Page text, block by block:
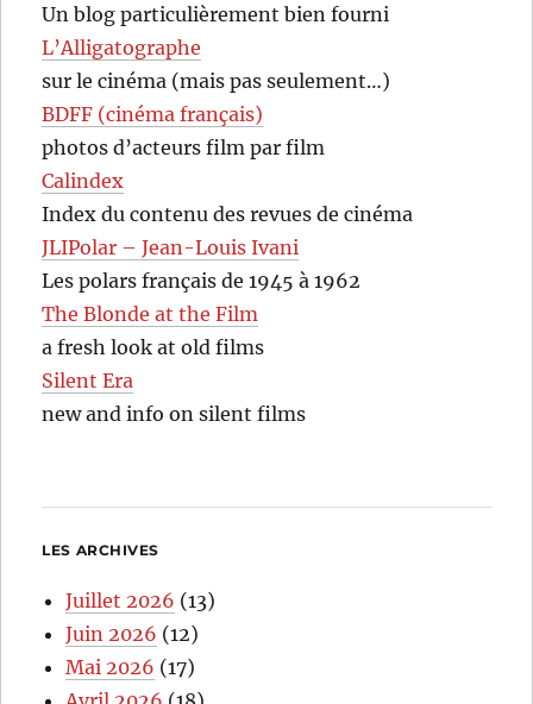
Un blog particulièrement bien fourni
L’Alligatographe
sur le cinéma (mais pas seulement…)
BDFF (cinéma français)
photos d’acteurs film par film
Calindex
Index du contenu des revues de cinéma
JLIPolar – Jean-Louis Ivani
Les polars français de 1945 à 1962
The Blonde at the Film
a fresh look at old films
Silent Era
new and info on silent films
LES ARCHIVES
Juillet 2026 (13)
Juin 2026 (12)
Mai 2026 (17)